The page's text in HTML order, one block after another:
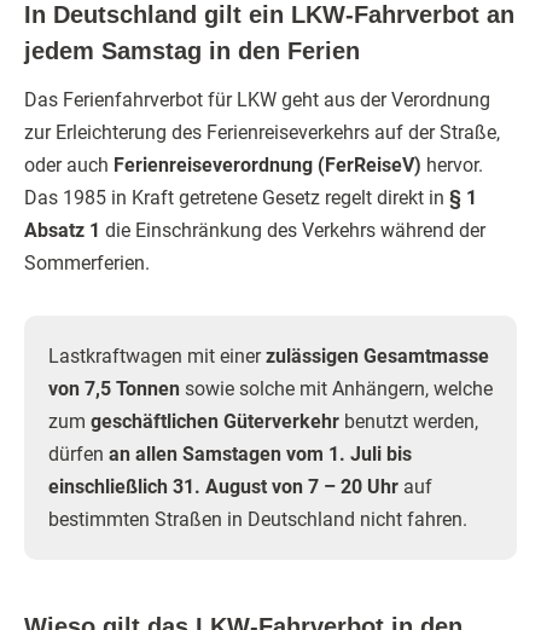
In Deutschland gilt ein LKW-Fahrverbot an
jedem Samstag in den Ferien
Das Ferienfahrverbot für LKW geht aus der Verordnung
zur Erleichterung des Ferienreiseverkehrs auf der Straße,
oder auch Ferienreiseverordnung (FerReiseV) hervor.
Das 1985 in Kraft getretene Gesetz regelt direkt in § 1
Absatz 1 die Einschränkung des Verkehrs während der
Sommerferien.
Lastkraftwagen mit einerzulässigen Gesamtmasse
von 7,5 Tonnen sowie solche mit Anhängern, welche
zum geschäftlichen Güterverkehr benutzt werden,
dürfen an allen Samstagen vom 1. Juli bis
einschließlich 31. August von 7 – 20 Uhr auf
bestimmten Straßen in Deutschland nicht fahren.